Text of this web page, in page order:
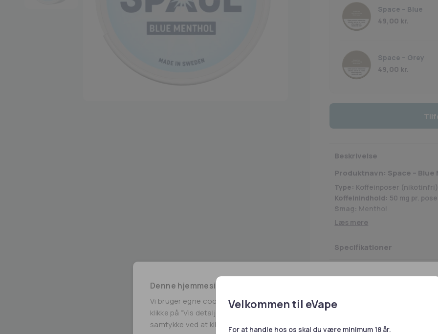
Velkommen til eVape
For at handle hos os skal du være minimum 18 år.
Space – Blue
49,00 kr.
Space – Grey
49,00 kr.
Beskrivelse
Produktnavn: Space –
Type: Koffeinposer (nikotinfri)
Koffeinindhold: 50 mg pr. pose
Smag: Menthol
Format:Slim portion
Beskrivelse
Space – Blue Menthol er en
overlæben og frigiver koffein
Space produceres i Sverige
Læs mere
Specifikationer
Brug for hjælp?
Denne hjemmeside bruger cookies
Vi bruger egne cookies samt cookies fra tredjepart. Du kan læse mere om
klikke på ”Vis detaljer” i dette banner. Du kan desuden til enhver tid ændre eller
samtykke ved at klikke på linket til vores cookiepolitik i bunden af siden.